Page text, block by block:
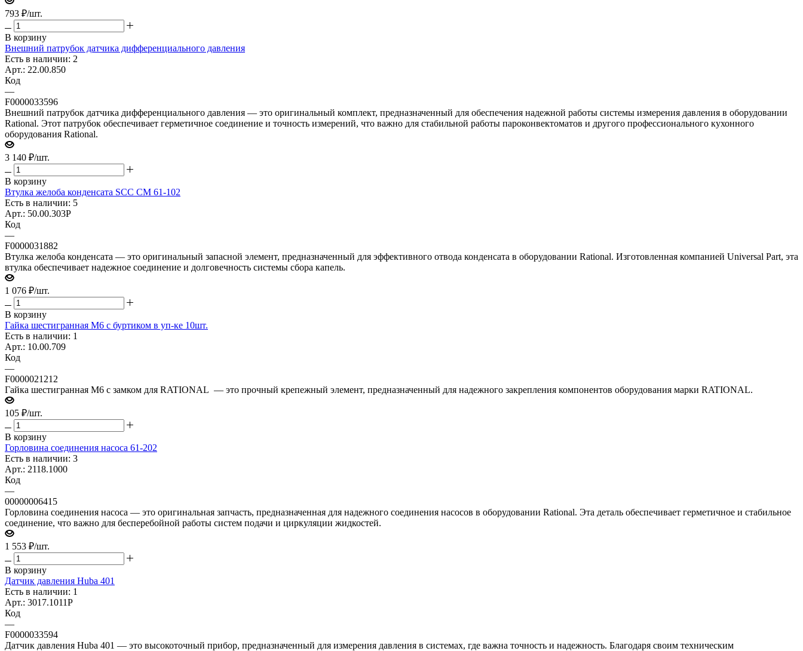
793 ₽/шт.
В корзину
Внешний патрубок датчика дифференциального давления
Есть в наличии: 2
Арт.: 22.00.850
Код
—
F0000033596
Внешний патрубок датчика дифференциального давления — это оригинальный комплект, предназначенный для обеспечения надежной работы системы измерения давления в оборудовании
Rational. Этот патрубок обеспечивает герметичное соединение и точность измерений, что важно для стабильной работы пароконвектоматов и другого профессионального кухонного
оборудования Rational.
3 140 ₽/шт.
В корзину
Втулка желоба конденсата SCC CM 61-102
Есть в наличии: 5
Арт.: 50.00.303P
Код
—
F0000031882
Втулка желоба конденсата — это оригинальный запасной элемент, предназначенный для эффективного отвода конденсата в оборудовании Rational. Изготовленная компанией Universal Part, эта
втулка обеспечивает надежное соединение и долговечность системы сбора капель.
1 076 ₽/шт.
В корзину
Гайка шестигранная М6 с буртиком в уп-ке 10шт.
Есть в наличии: 1
Арт.: 10.00.709
Код
—
F0000021212
Гайка шестигранная М6 с замком для RATIONAL — это прочный крепежный элемент, предназначенный для надежного закрепления компонентов оборудования марки RATIONAL.
105 ₽/шт.
В корзину
Горловина соединения насоса 61-202
Есть в наличии: 3
Арт.: 2118.1000
Код
—
00000006415
Горловина соединения насоса — это оригинальная запчасть, предназначенная для надежного соединения насосов в оборудовании Rational. Эта деталь обеспечивает герметичное и стабильное
соединение, что важно для бесперебойной работы систем подачи и циркуляции жидкостей.
1 553 ₽/шт.
В корзину
Датчик давления Huba 401
Есть в наличии: 1
Арт.: 3017.1011P
Код
—
F0000033594
Датчик давления Huba 401 — это высокоточный прибор, предназначенный для измерения давления в системах, где важна точность и надежность. Благодаря своим техническим